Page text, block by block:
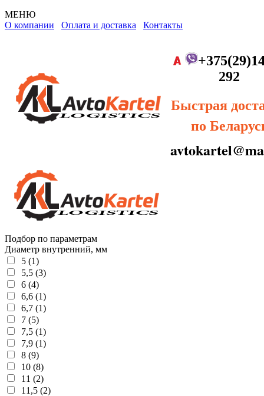
МЕНЮ
О компании Оплата и доставка Контакты
292
Быстрая
по
Подбор по параметрам
Диаметр внутренний, мм
5 (1)
5,5 (3)
6 (4)
6,6 (1)
6,7 (1)
7 (5)
7,5 (1)
7,9 (1)
8 (9)
10 (8)
11 (2)
11,5 (2)